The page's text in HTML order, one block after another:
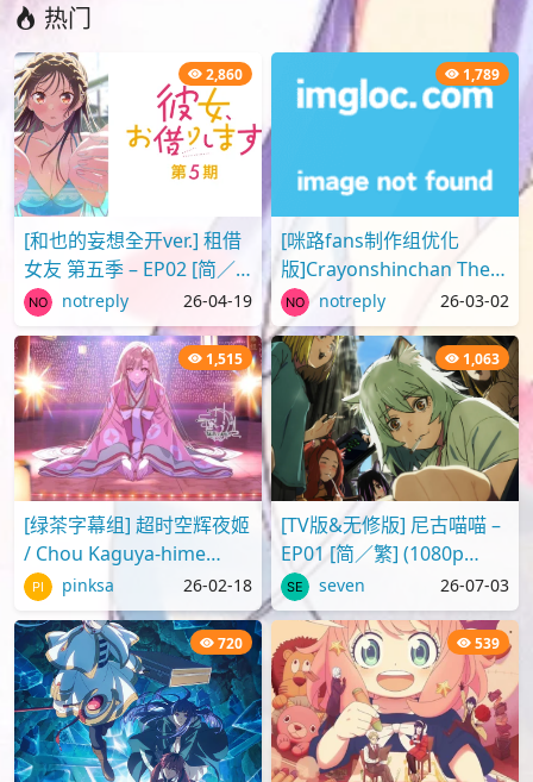
热门
2,860
[和也的妄想全开ver.] 租借
女友 第五季 – EP02 [简／
繁] (1080p H.264 AAC
SRTx2) {出租女友 | 彼..
notreply 26-04-19
1,789
[咪路fans制作组优化
版]Crayonshinchan The
Movie 2025 蜡笔小新剧场
版2025 超华丽！灼热的春
日部舞者们[..
notreply 26-03-02
1,515
[绿茶字幕组] 超时空辉夜姬
/ Chou Kaguya-hime
[Movie][WebRip][1080p]
[简繁日内封]
pinksa 26-02-18
1,063
[TV版&无修版] 尼古喵喵 –
EP01 [简／繁] (1080p
H.264 AAC SRTx2) {Yani
Neko | ヤニねこ | C..
seven 26-07-03
720 539